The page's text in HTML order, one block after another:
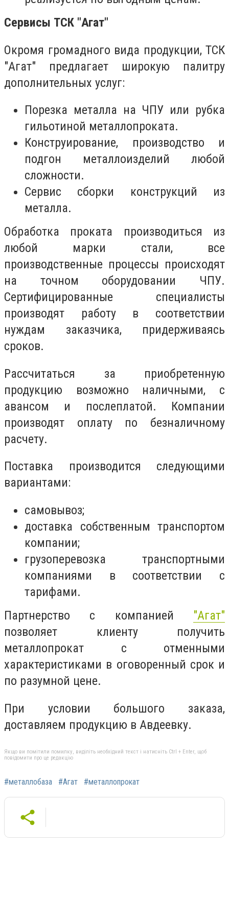
Сервисы ТСК "Агат"
Окромя громадного вида продукции, ТСК
"Агат" предлагает широкую палитру
дополнительных услуг:
Порезка металла на ЧПУ или рубка
гильотиной металлопроката.
Конструирование, производство и
подгон металлоизделий любой
сложности.
Сервис сборки конструкций из
металла.
Обработка проката производиться из
любой марки стали, все
производственные процессы происходят
на точном оборудовании ЧПУ.
Сертифицированные специалисты
производят работу в соответствии
нуждам заказчика, придерживаясь
сроков.
Рассчитаться за приобретенную
продукцию возможно наличными, с
авансом и послеплатой. Компании
производят оплату по безналичному
расчету.
Поставка производится следующими
вариантами:
самовывоз;
доставка собственным транспортом
компании;
грузоперевозка транспортными
компаниями в соответствии с
тарифами.
Партнерство с компанией "Агат"
позволяет клиенту получить
металлопрокат с отменными
характеристиками в оговоренный срок и
по разумной цене.
При условии большого заказа,
доставляем продукцию в Авдеевку.
Якщо ви помітили помилку, виділіть необхідний текст і натисніть Ctrl + Enter, щоб
повідомити про це редакцію
#металлобаза #Агат #металлопрокат